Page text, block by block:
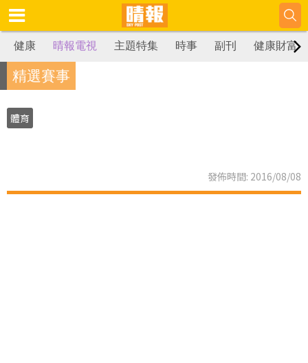
健康 晴報電視 主題特集 時事 副刊 健康財富
精選賽事
體育
發佈時間: 2016/08/08